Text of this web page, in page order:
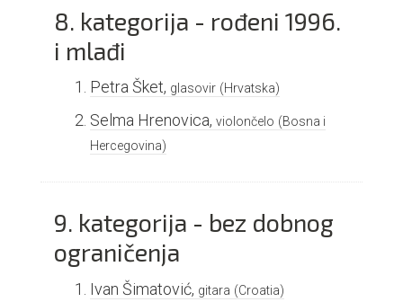
8. kategorija - rođeni 1996.
i mlađi
Petra Šket, glasovir (Hrvatska)
Selma Hrenovica, violončelo (Bosna i
Hercegovina)
9. kategorija - bez dobnog
ograničenja
Ivan Šimatović, gitara (Croatia)